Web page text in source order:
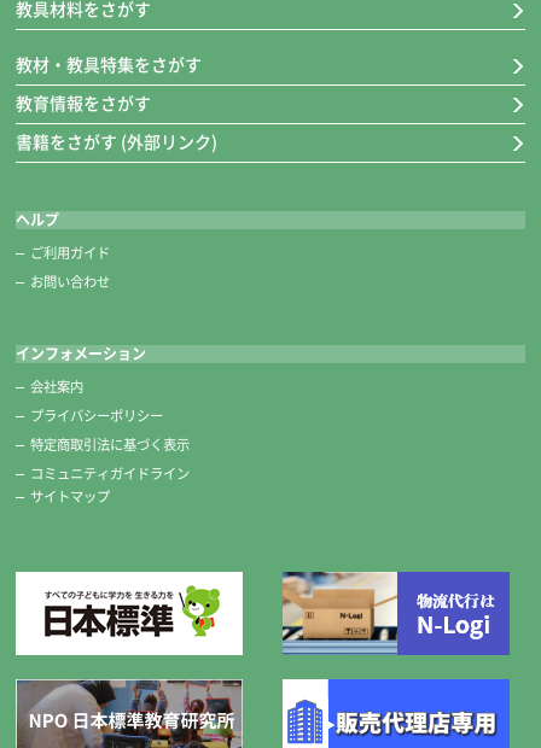
教具材料をさがす
教材・教具特集をさがす
教育情報をさがす
書籍をさがす (外部リンク)
ヘルプ
ご利用ガイド
お問い合わせ
インフォメーション
会社案内
プライバシーポリシー
特定商取引法に基づく表示
コミュニティガイドライン
サイトマップ